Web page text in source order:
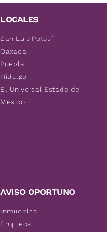
LOCALES
San Luis Potosí
Oaxaca
Puebla
Hidalgo
El Universal Estado de
México
AVISO OPORTUNO
Inmuebles
Empleos